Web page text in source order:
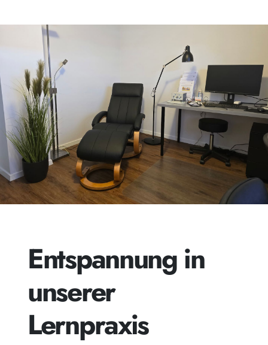
Entspannung in
unserer
Lernpraxis